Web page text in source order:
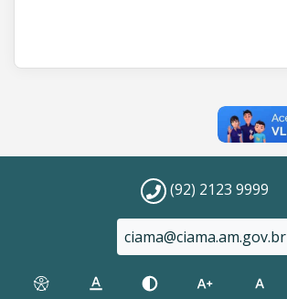
(92) 2123 9999
ciama@ciama.am.gov.br